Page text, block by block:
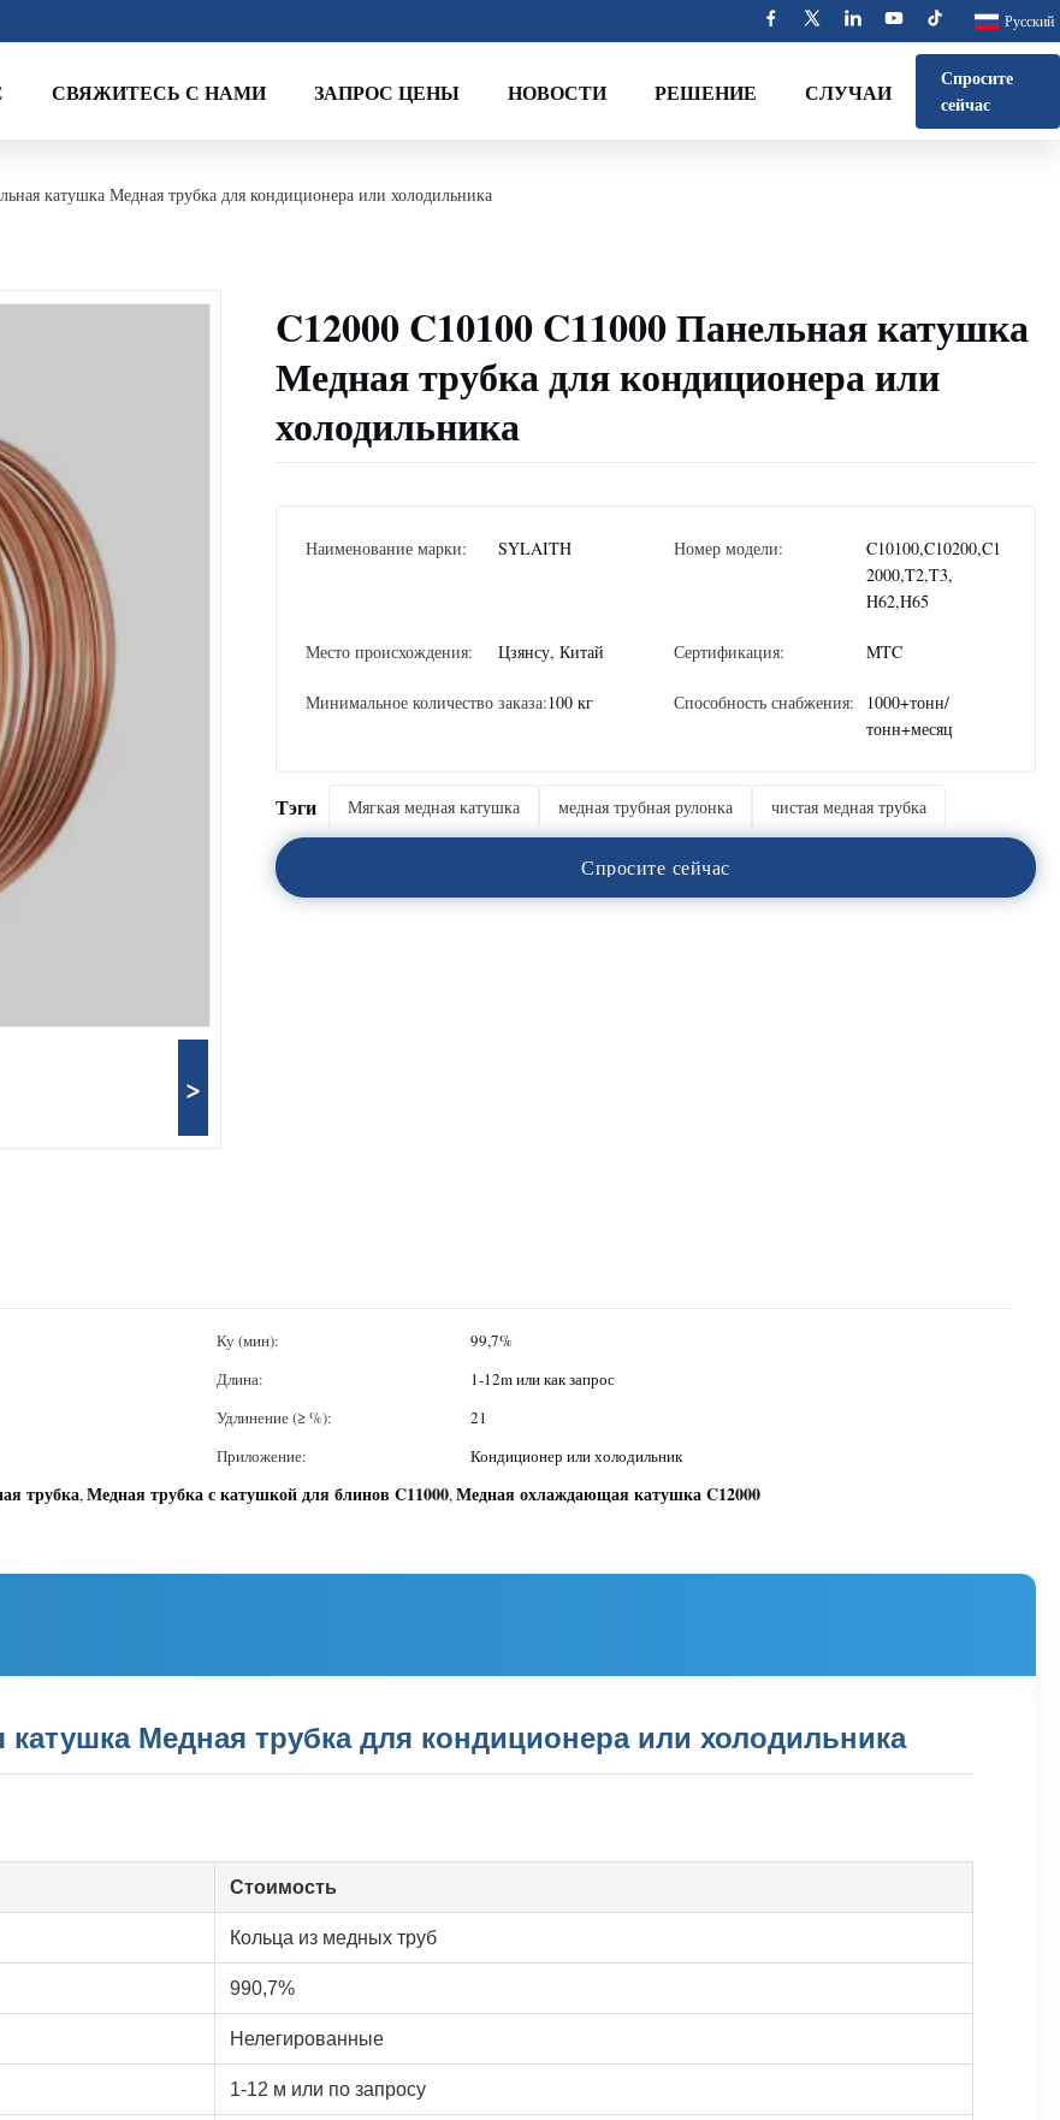
Русский
СВЯЖИТЕСЬ С НАМИ ЗАПРОС ЦЕНЫ НОВОСТИ РЕШЕНИЕ СЛУЧАИ
Спросите
сейчас
катушка Медная трубка для кондиционера или холодильника
>
C12000 C10100 C11000 Панельная катушка
Медная трубка для кондиционера или
холодильника
Наименование марки: SYLAITH Номер модели:
C10100,C10200,C1
2000,T2,T3,
H62,H65
Место происхождения: Цзянсу, Китай Сертификация: MTC
Минимальное количество заказа:100 кг Способность снабжения:
1000+тонн/
тонн+месяц
Тэги Мягкая медная катушка медная трубная рулонка чистая медная трубка
Спросите сейчас
Ку (мин):
99,7%
Длина:
1-12m или как запрос
Удлинение (≥ %):
21
Приложение:
Кондиционер или холодильник
трубка,Медная трубка с катушкой для блинов C11000,Медная охлаждающая катушка C12000
катушка Медная трубка для кондиционера или холодильника
Стоимость
Кольца из медных труб
990,7%
Нелегированные
1-12 м или по запросу